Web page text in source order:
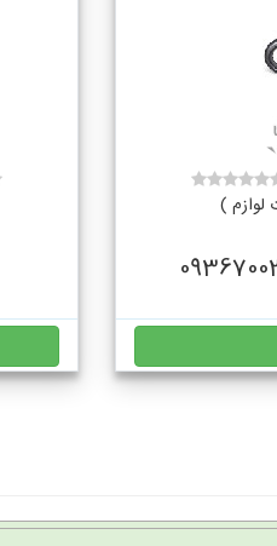
لوازم )